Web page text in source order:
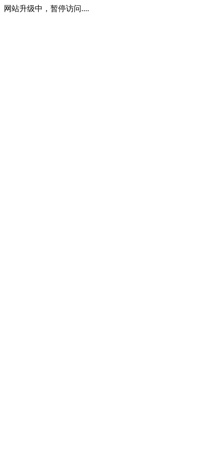
网站升级中，暂停访问....